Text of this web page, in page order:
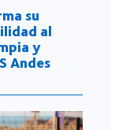
su
al
y
Andes